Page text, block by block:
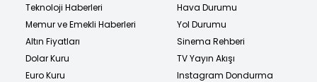
Teknoloji Haberleri
Memur ve Emekli Haberleri
Altın Fiyatları
Dolar Kuru
Euro Kuru
Hava Durumu
Yol Durumu
Sinema Rehberi
TV Yayın Akışı
Instagram Dondurma